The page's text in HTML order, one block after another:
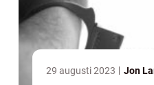
29 augusti 2023 Jon